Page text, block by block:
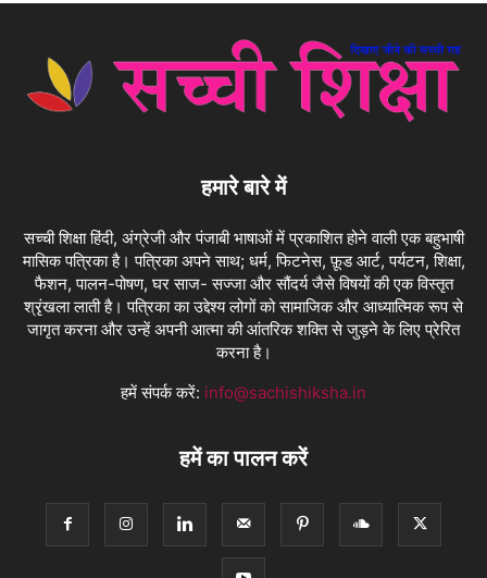
हमारे बारे में
सच्ची शिक्षा हिंदी, अंग्रेजी और पंजाबी भाषाओं में प्रकाशित होने वाली एक बहुभाषी
मासिक पत्रिका है। पत्रिका अपने साथ; धर्म, फिटनेस, फ़ूड आर्ट, पर्यटन, शिक्षा,
फैशन, पालन-पोषण, घर साज- सज्जा और सौंदर्य जैसे विषयों की एक विस्तृत
श्रृंखला लाती है। पत्रिका का उद्देश्य लोगों को सामाजिक और आध्यात्मिक रूप से
जागृत करना और उन्हें अपनी आत्मा की आंतरिक शक्ति से जुड़ने के लिए प्रेरित
करना है।
हमें संपर्क करें: info@sachishiksha.in
हमें का पालन करें